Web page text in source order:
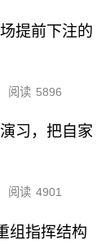
提前下注的
阅读 5896
习，把自家
阅读 4901
组指挥结构